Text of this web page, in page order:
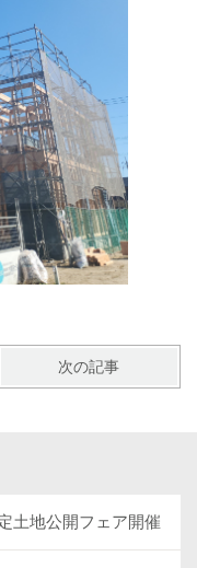
次の記事
土地公開フェア開催